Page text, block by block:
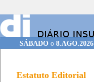
SÁBADOo 8.AGO.2026
Estatuto Editorial